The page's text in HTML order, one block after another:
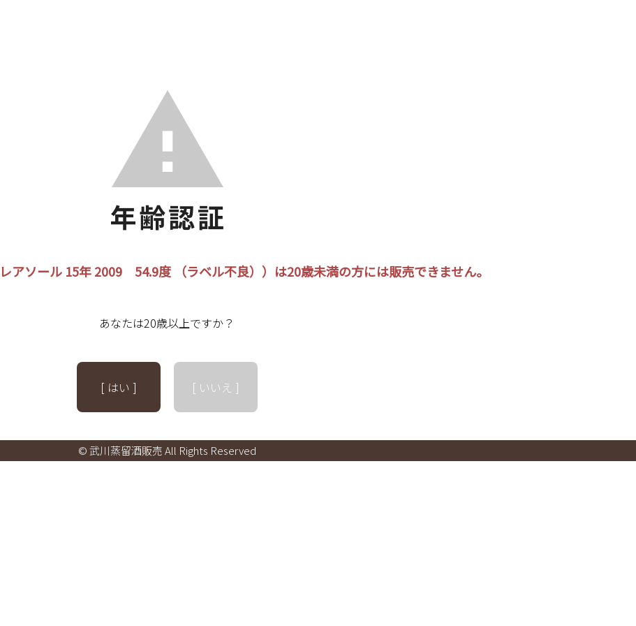
アソール 15年 2009 54.9度 （ラベル不良））は20歳未満の方には販売できません。
あなたは20歳以上ですか？
[ はい ] [ いいえ ]
© 武川蒸留酒販売 All Rights Reserved